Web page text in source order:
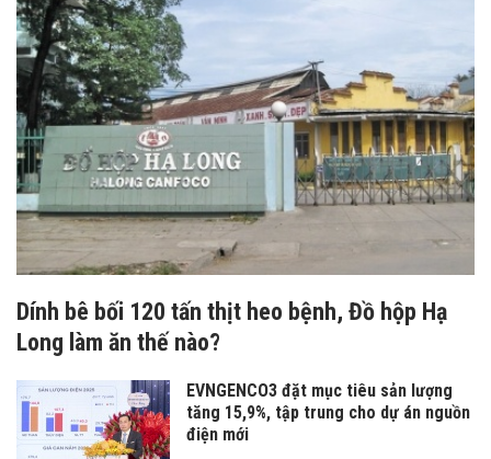
Dính bê bối 120 tấn thịt heo bệnh, Đồ hộp Hạ
Long làm ăn thế nào?
EVNGENCO3 đặt mục tiêu sản lượng
tăng 15,9%, tập trung cho dự án nguồn
điện mới